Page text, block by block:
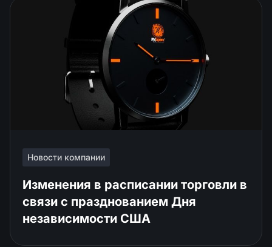
Новости компании
Изменения в расписании торговли в
связи с празднованием Дня
независимости США